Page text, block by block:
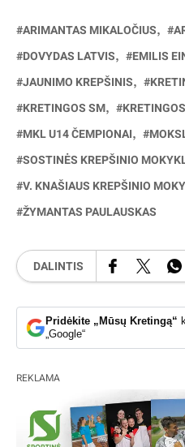
ARIMANTAS MIKALOČIUS
DOVYDAS LATVIS
EMILIS
JAUNIMO KREPŠINIS
KRETINGOS SM
MKL U14 ČEMPIONAI
SOSTINĖS KREPŠINIO
V. KNAŠIAUS KREPŠINIO
ŽYMANTAS PAULAUSKAS
DALINTIS
Pridėkite „Mūsų Kretingą“
„Google“
REKLAMA